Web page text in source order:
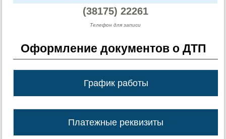
(38175) 22261
Телефон для записи
Оформление документов о ДТП
График работы
Платежные реквизиты